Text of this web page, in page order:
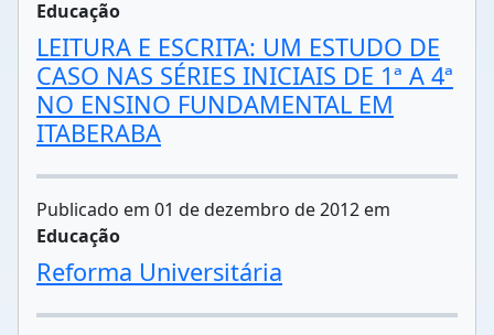
Educação
LEITURA E ESCRITA: UM ESTUDO DE
CASO NAS SÉRIES INICIAIS DE 1ª A 4ª
NO ENSINO FUNDAMENTAL EM
ITABERABA
Publicado em 01 de dezembro de 2012 em
Educação
Reforma Universitária